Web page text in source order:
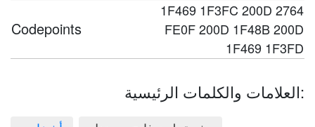
Codepoints
1F469 1F3FC 200D 2764
FE0F 200D 1F48B 200D
1F469 1F3FD
العلامات والكلمات الرئيسية: